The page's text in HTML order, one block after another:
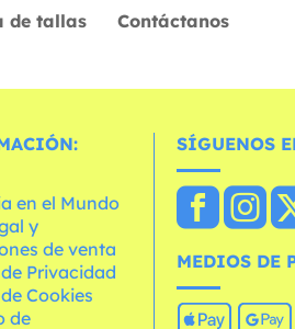
de tallas Contáctanos
en el Mundo
y
de venta
Privacidad
Cookies
de
SÍGUENOS
MEDIOS DE